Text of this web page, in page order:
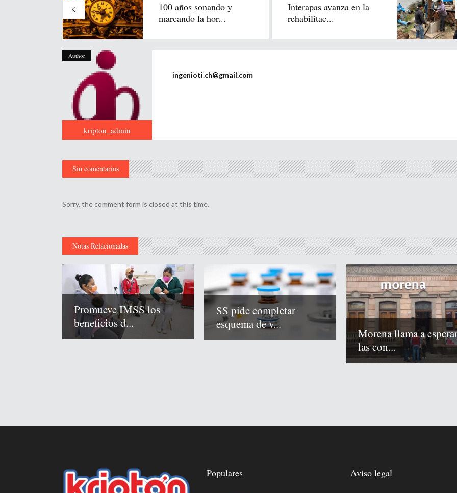
100 años sonando y
marcando la hor...
Interapas avanza en la
rehabilitac...
Author
kripton_admin
ingenioti.ch@gmail.com
Sin comentarios
Sorry, the comment form is closed at this time.
Notas Relacionadas
Promueve IMSS los
beneficios d...
SS pide completar
esquema de v...
Morena llama a
las con...
Populares Aviso legal